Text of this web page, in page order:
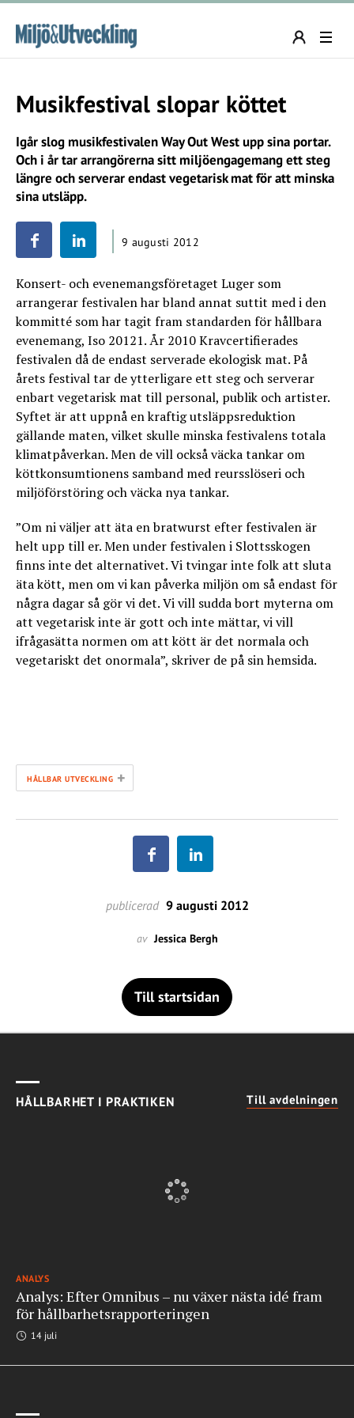
Musikfestival slopar köttet
Igår slog musikfestivalen Way Out West upp sina portar.
Och i år tar arrangörerna sitt miljöengagemang ett steg
längre och serverar endast vegetarisk mat för att minska
sina utsläpp.
9 augusti 2012
Konsert- och evenemangsföretaget Luger som
arrangerar festivalen har bland annat suttit med i den
kommitté som har tagit fram standarden för hållbara
evenemang, Iso 20121. År 2010 Kravcertifierades
festivalen då de endast serverade ekologisk mat. På
årets festival tar de ytterligare ett steg och serverar
enbart vegetarisk mat till personal, publik och artister.
Syftet är att uppnå en kraftig utsläppsreduktion
gällande maten, vilket skulle minska festivalens totala
klimatpåverkan. Men de vill också väcka tankar om
köttkonsumtionens samband med reursslöseri och
miljöförstöring och väcka nya tankar.
”Om ni väljer att äta en bratwurst efter festivalen är
helt upp till er. Men under festivalen i Slottsskogen
finns inte det alternativet. Vi tvingar inte folk att sluta
äta kött, men om vi kan påverka miljön om så endast för
några dagar så gör vi det. Vi vill sudda bort myterna om
att vegetarisk inte är gott och inte mättar, vi vill
ifrågasätta normen om att kött är det normala och
vegetariskt det onormala”, skriver de på sin hemsida.
HÅLLBAR UTVECKLING +
publicerad 9 augusti 2012
av Jessica Bergh
Till startsidan
HÅLLBARHET I PRAKTIKEN Till avdelningen
ANALYS
Analys: Efter Omnibus – nu växer nästa idé fram
för hållbarhetsrapporteringen
14 juli